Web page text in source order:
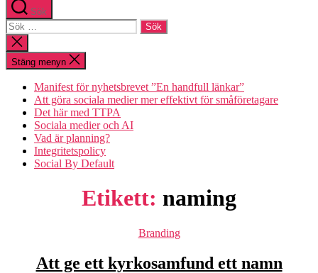
Sök
Sök
efter:
Stäng
sökningen
Stäng menyn
Manifest för nyhetsbrevet ”En handfull länkar”
Att göra sociala medier mer effektivt för småföretagare
Det här med TTPA
Sociala medier och AI
Vad är planning?
Integritetspolicy
Social By Default
Etikett: naming
Kategorier
Branding
Att ge ett kyrkosamfund ett namn